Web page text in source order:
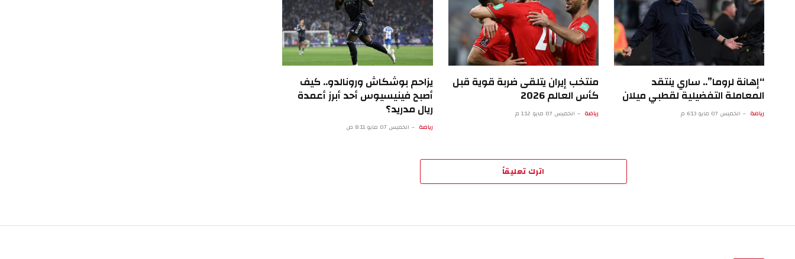
“إهانة لروما”.. ساري ينتقد
المعاملة التفضيلية لقطبي ميلان
رياضة الخميس 07 مايو 6:13 م
منتخب إيران يتلقى ضربة قوية قبل
كأس العالم 2026
رياضة الخميس 07 مايو 1:12 م
يزاحم بوشكاش ورونالدو.. كيف
أصبح فينيسيوس أحد أبرز أعمدة
ريال مدريد؟
رياضة الخميس 07 مايو 8:11 ص
اترك تعليقاً